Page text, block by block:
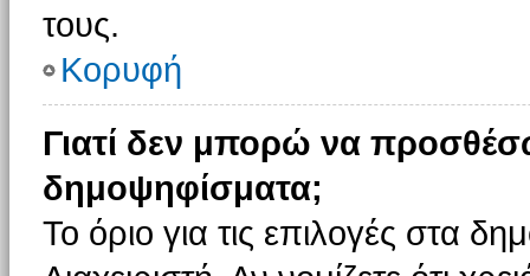
τους.
Κορυφή
Γιατί δεν μπορώ να
δημοψηφίσματα;
Το όριο για τις επιλογές στα